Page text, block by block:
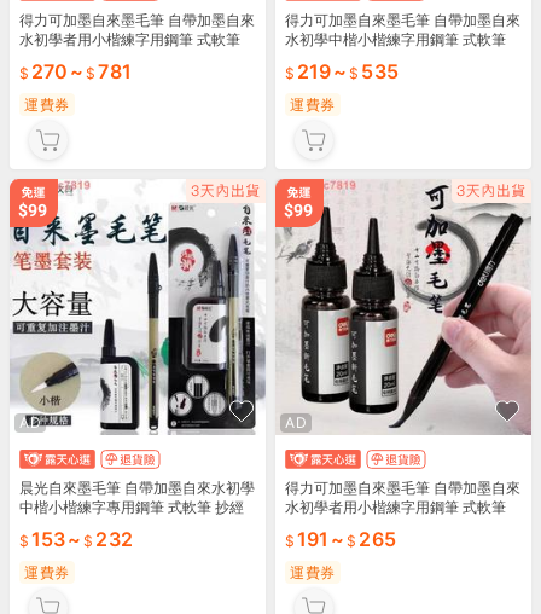
得力可加墨自來墨毛筆 自帶加墨自來
水初學者用小楷練字用鋼筆 式軟筆
濤270 ~ 781
運費券
得力可加墨自來墨毛筆 自帶加墨自來
水初學中楷小楷練字用鋼筆 式軟筆
套219~ 535
運費券
AD
晨光自來墨毛筆 自帶加墨自來水初學
中楷小楷練字專用鋼筆 式軟筆 抄經
153~ 232
運費券
AD
得力可加墨自來墨毛筆 自帶加墨自來
水初學者用小楷練字用鋼筆 式軟筆
191 ~ 265
運費券